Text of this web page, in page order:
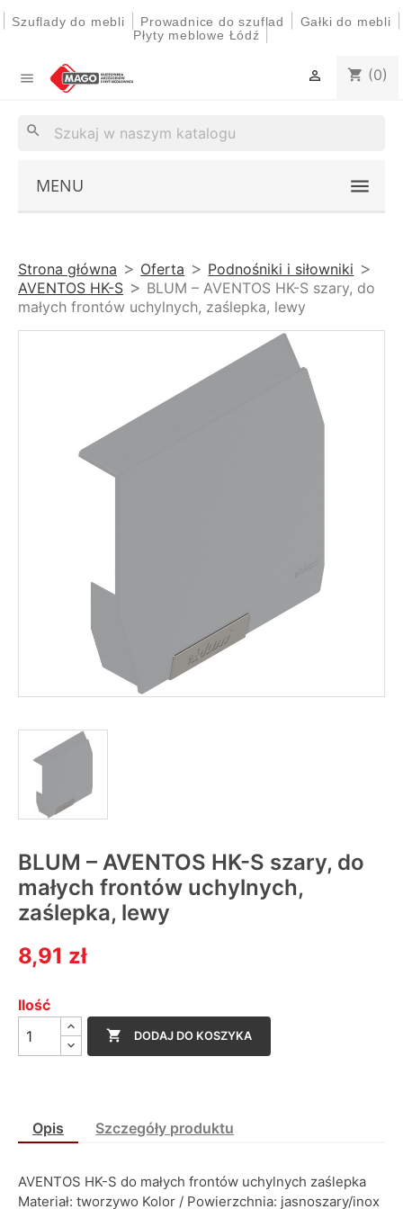
Szuflady do mebli Prowadnice do szuflad Gałki do mebli
Płyty meblowe Łódź
 shopping_cart (0)

search
MENU
Strona główna Oferta
Podnośniki i siłowniki
AVENTOS HK-S
BLUM – AVENTOS HK-S szary, do
małych frontów uchylnych, zaślepka, lewy
BLUM – AVENTOS HK-S szary, do
małych frontów uchylnych,
zaślepka, lewy
8,91 zł
Ilość
 DODAJ DO KOSZYKA
Opis Szczegóły produktu
AVENTOS HK-S do małych frontów uchylnych zaślepka
Materiał: tworzywo Kolor / Powierzchnia: jasnoszary/inox